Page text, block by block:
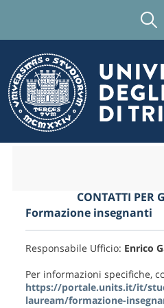
Cerca
CONTATTI PER
Formazione insegnanti
Responsabile Ufficio: Enrico
Per informazioni specifiche,
https://portale.units.it/it/
lauream/formazione-